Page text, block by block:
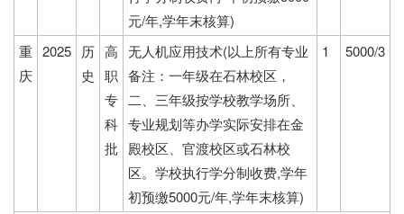
元/年,学年末核算)
重
庆
2025 历
史
高
职
专
科
批
无人机应用技术(以上所有专业
备注：一年级在石林校区，
二、三年级按学校教学场所、
专业规划等办学实际安排在金
殿校区、官渡校区或石林校
区。学校执行学分制收费,学年
初预缴5000元/年,学年末核算)
1 5000/3